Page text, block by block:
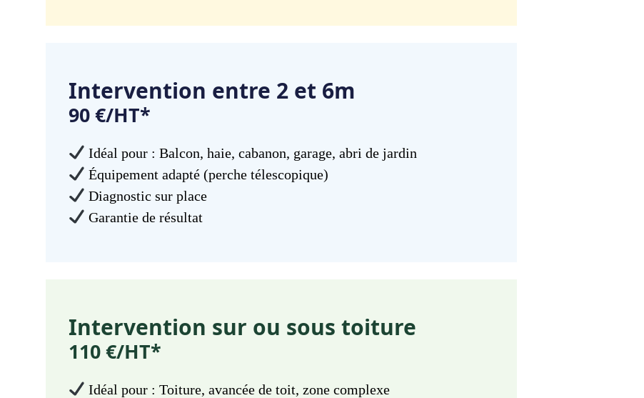
Intervention entre 2 et 6m
90 €/HT*
Idéal pour : Balcon, haie, cabanon, garage, abri de jardin
Équipement adapté (perche télescopique)
Diagnostic sur place
Garantie de résultat
Intervention sur ou sous toiture
110 €/HT*
Idéal pour : Toiture, avancée de toit, zone complexe